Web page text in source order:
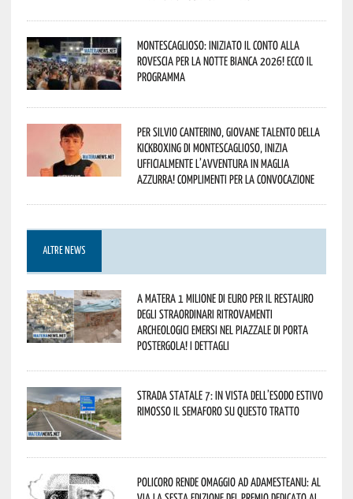
Montescaglioso: iniziato il conto alla
rovescia per la Notte Bianca 2026! Ecco il
programma
Per Silvio Canterino, giovane talento della
kickboxing di Montescaglioso, inizia
ufficialmente l’avventura in maglia
azzurra! Complimenti per la convocazione
ALTRE NEWS
A Matera 1 milione di euro per il restauro
degli straordinari ritrovamenti
archeologici emersi nel piazzale di Porta
Postergola! I dettagli
Strada statale 7: in vista dell’esodo estivo
rimosso il semaforo su questo tratto
Policoro rende omaggio ad Adamesteanu: al